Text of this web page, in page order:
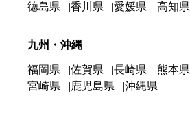
徳島県
香川県 愛媛県 高知県
九州・沖縄
福岡県 佐賀県 長崎県 熊本県
宮崎県
鹿児島県 沖縄県